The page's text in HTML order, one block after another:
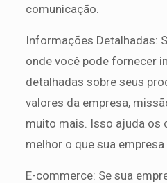
comunicação.
Informações Detalhadas:
onde você pode fornecer
detalhadas sobre seus
valores da empresa,
muito mais. Isso ajuda os
melhor o que sua empresa
E-commerce: Se sua